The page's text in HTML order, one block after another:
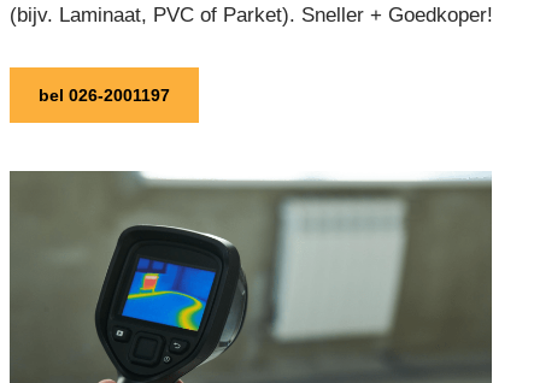
(bijv. Laminaat, PVC of Parket). Sneller + Goedkoper!
bel 026-2001197